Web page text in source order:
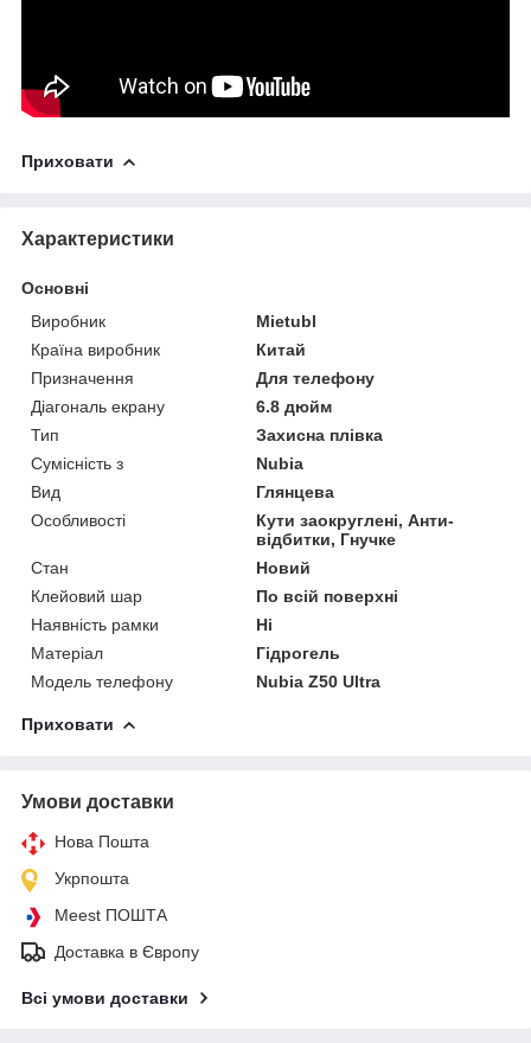
Приховати
Характеристики
Основні
Виробник
Mietubl
Країна виробник
Китай
Призначення
Для телефону
Діагональ екрану
6.8 дюйм
Тип
Захисна плівка
Сумісність з
Nubia
Вид
Глянцева
Особливості
Кути заокруглені, Анти-
відбитки, Гнучке
Стан
Новий
Клейовий шар
По всій поверхні
Наявність рамки
Ні
Матеріал
Гідрогель
Модель телефону
Nubia Z50 Ultra
Приховати
Умови доставки
Нова Пошта
Укрпошта
Meest ПОШТА
Доставка в Європу
Всі умови доставки